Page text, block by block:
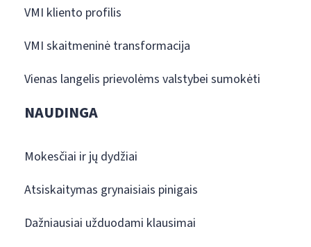
VMI kliento profilis
VMI skaitmeninė transformacija
Vienas langelis prievolėms valstybei sumokėti
NAUDINGA
Mokesčiai ir jų dydžiai
Atsiskaitymas grynaisiais pinigais
Dažniausiai užduodami klausimai